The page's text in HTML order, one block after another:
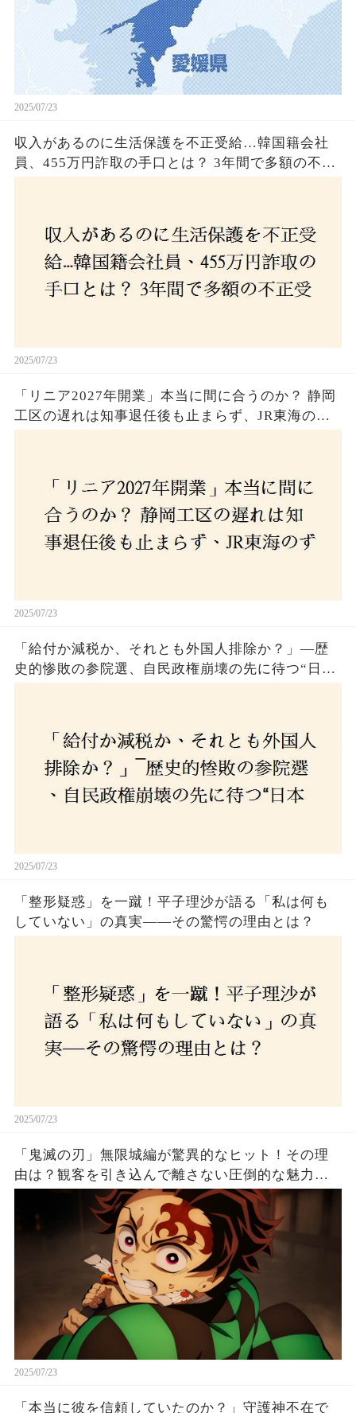
2025/07/23
収入があるのに生活保護を不正受給…韓国籍会社
員、455万円詐取の手口とは？ 3年間で多額の不正
2025/07/23
「リニア2027年開業」本当に間に合うのか？ 静岡
工区の遅れは知事退任後も止まらず、JR東海のず
2025/07/23
「給付か減税か、それとも外国人排除か？」―歴
史的惨敗の参院選、自民政権崩壊の先に待つ“日本
2025/07/23
「整形疑惑」を一蹴！平子理沙が語る「私は何も
していない」の真実——その驚愕の理由とは？
2025/07/23
「鬼滅の刃」無限城編が驚異的なヒット！その理
由は？観客を引き込んで離さない圧倒的な魅力と
2025/07/23
「本当に彼を信頼していたのか？」守護神不在で